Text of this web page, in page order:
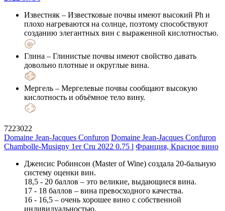
Известняк – Известковые почвы имеют высокий Ph и
плохо нагреваются на солнце, поэтому способствуют
созданию элегантных вин с выраженной кислотностью.
Глина – Глинистые почвы имеют свойство давать
довольно плотные и округлые вина.
Мергель – Мергелевые почвы сообщают высокую
кислотность и объёмное тело вину.
7223022
Domaine Jean-Jacques Confuron Domaine Jean-Jacques Confuron
Chambolle-Musigny 1er Cru 2022 0.75 l Франция, Красное вино
Дженсис Робинсон (Master of Wine) создала 20-бальную
систему оценки вин.
18,5 - 20 баллов – это великие, выдающиеся вина.
17 - 18 баллов – вина превосходного качества.
16 - 16,5 – очень хорошее вино с собственной
индивидуальностью.